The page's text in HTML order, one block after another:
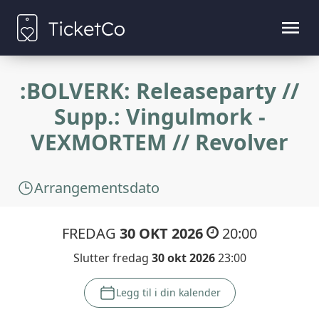
:BOLVERK: Releaseparty //
Supp.: Vingulmork -
VEXMORTEM // Revolver
Arrangementsdato
FREDAG 30 OKT 2026 20:00
Slutter fredag 30 okt 202623:00
Legg til i din kalender